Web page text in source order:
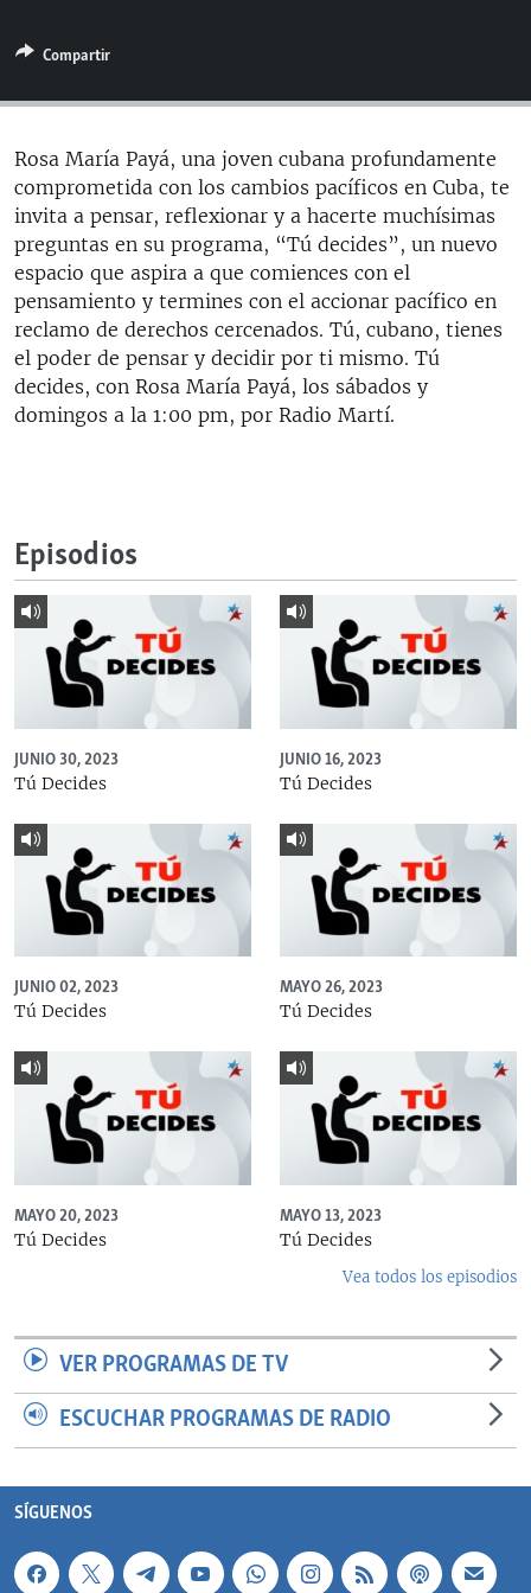
ESPECIALES
ESPECIALES
LA REALIDAD DE LA VIVIENDA EN CUBA
SER VIEJO EN CUBA
KENTU-CUBANO
LOS SANTOS DE HIALEAH
DESINFORMACIÓN RUSA EN AMÉRICA LATINA
LA INVASIÓN DE RUSIA A UCRANIA
MULTIMEDIA
EDITORIALES
SÍGUENOS
Compartir
Rosa María Payá, una joven cubana profundamente
comprometida con los cambios pacíficos en Cuba, te
invita a pensar, reflexionar y a hacerte muchísimas
preguntas en su programa, “Tú decides”, un nuevo
espacio que aspira a que comiences con el
pensamiento y termines con el accionar pacífico en
reclamo de derechos cercenados. Tú, cubano, tienes
el poder de pensar y decidir por ti mismo. Tú
decides, con Rosa María Payá, los sábados y
domingos a la 1:00 pm, por Radio Martí.
Episodios
JUNIO 30, 2023
Tú Decides
JUNIO 16, 2023
Tú Decides
JUNIO 02, 2023
Tú Decides
MAYO 26, 2023
Tú Decides
MAYO 20, 2023
Tú Decides
MAYO 13, 2023
Tú Decides
Vea todos los episodios
VER PROGRAMAS DE TV
ESCUCHAR PROGRAMAS DE RADIO
SÍGUENOS